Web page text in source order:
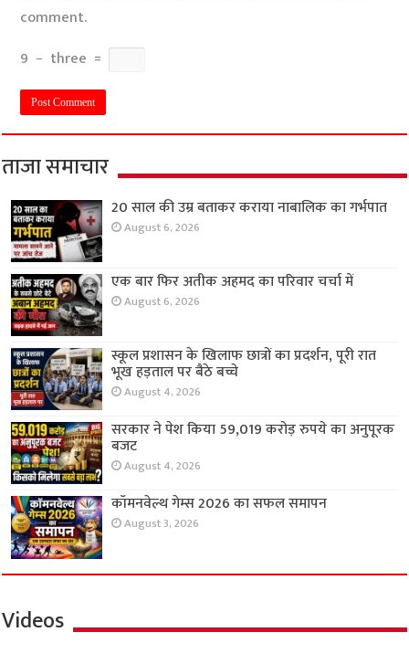
comment.
9 − three =
ताजा समाचार
20 साल की उम्र बताकर कराया नाबालिक का गर्भपात
August 6, 2026
एक बार फिर अतीक अहमद का परिवार चर्चा में
August 6, 2026
स्कूल प्रशासन के खिलाफ छात्रों का प्रदर्शन, पूरी रात
भूख हड़ताल पर बैठे बच्चे
August 4, 2026
सरकार ने पेश किया 59,019 करोड़ रुपये का अनुपूरक
बजट
August 4, 2026
कॉमनवेल्थ गेम्स 2026 का सफल समापन
August 3, 2026
Videos